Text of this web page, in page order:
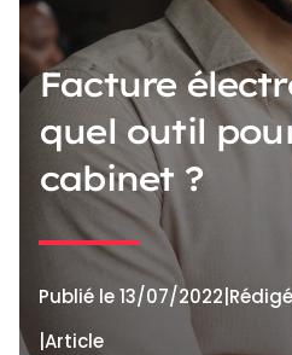
Facture
quel outil
cabinet ?
Publié le 13/07/2022
Article